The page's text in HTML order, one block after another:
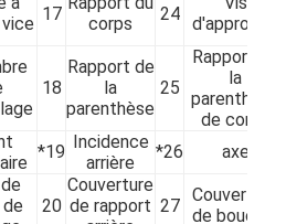
boue
boue
17
corps
24
d'approche
18
Rapport de
la
parenthèse
25
Rapport de
la
parenthèse
de corps
*19 Incidence
arrière
*26 axe
de
20
Couverture
de rapport 27
Couverture
de bouclier